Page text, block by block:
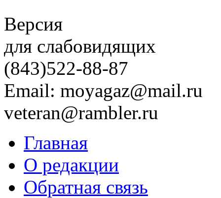
Версия
для слабовидящих
(843)522-88-87
Email: moyagaz@mail.ru
veteran@rambler.ru
Главная
О редакции
Обратная связь